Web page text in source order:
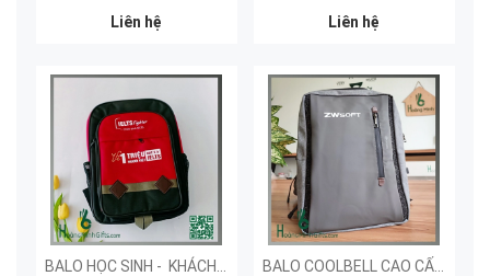
Liên hệ
Liên hệ
BALO COOLBELL CAO CẤP - KHÁCH HÀNG ZWSOFT